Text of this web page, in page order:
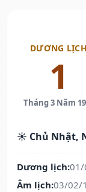
DƯƠNG LỊCH
1
Tháng 3 Năm
☀️ Chủ Nhật,
Dương lịch:01/
Âm lịch:03/02/